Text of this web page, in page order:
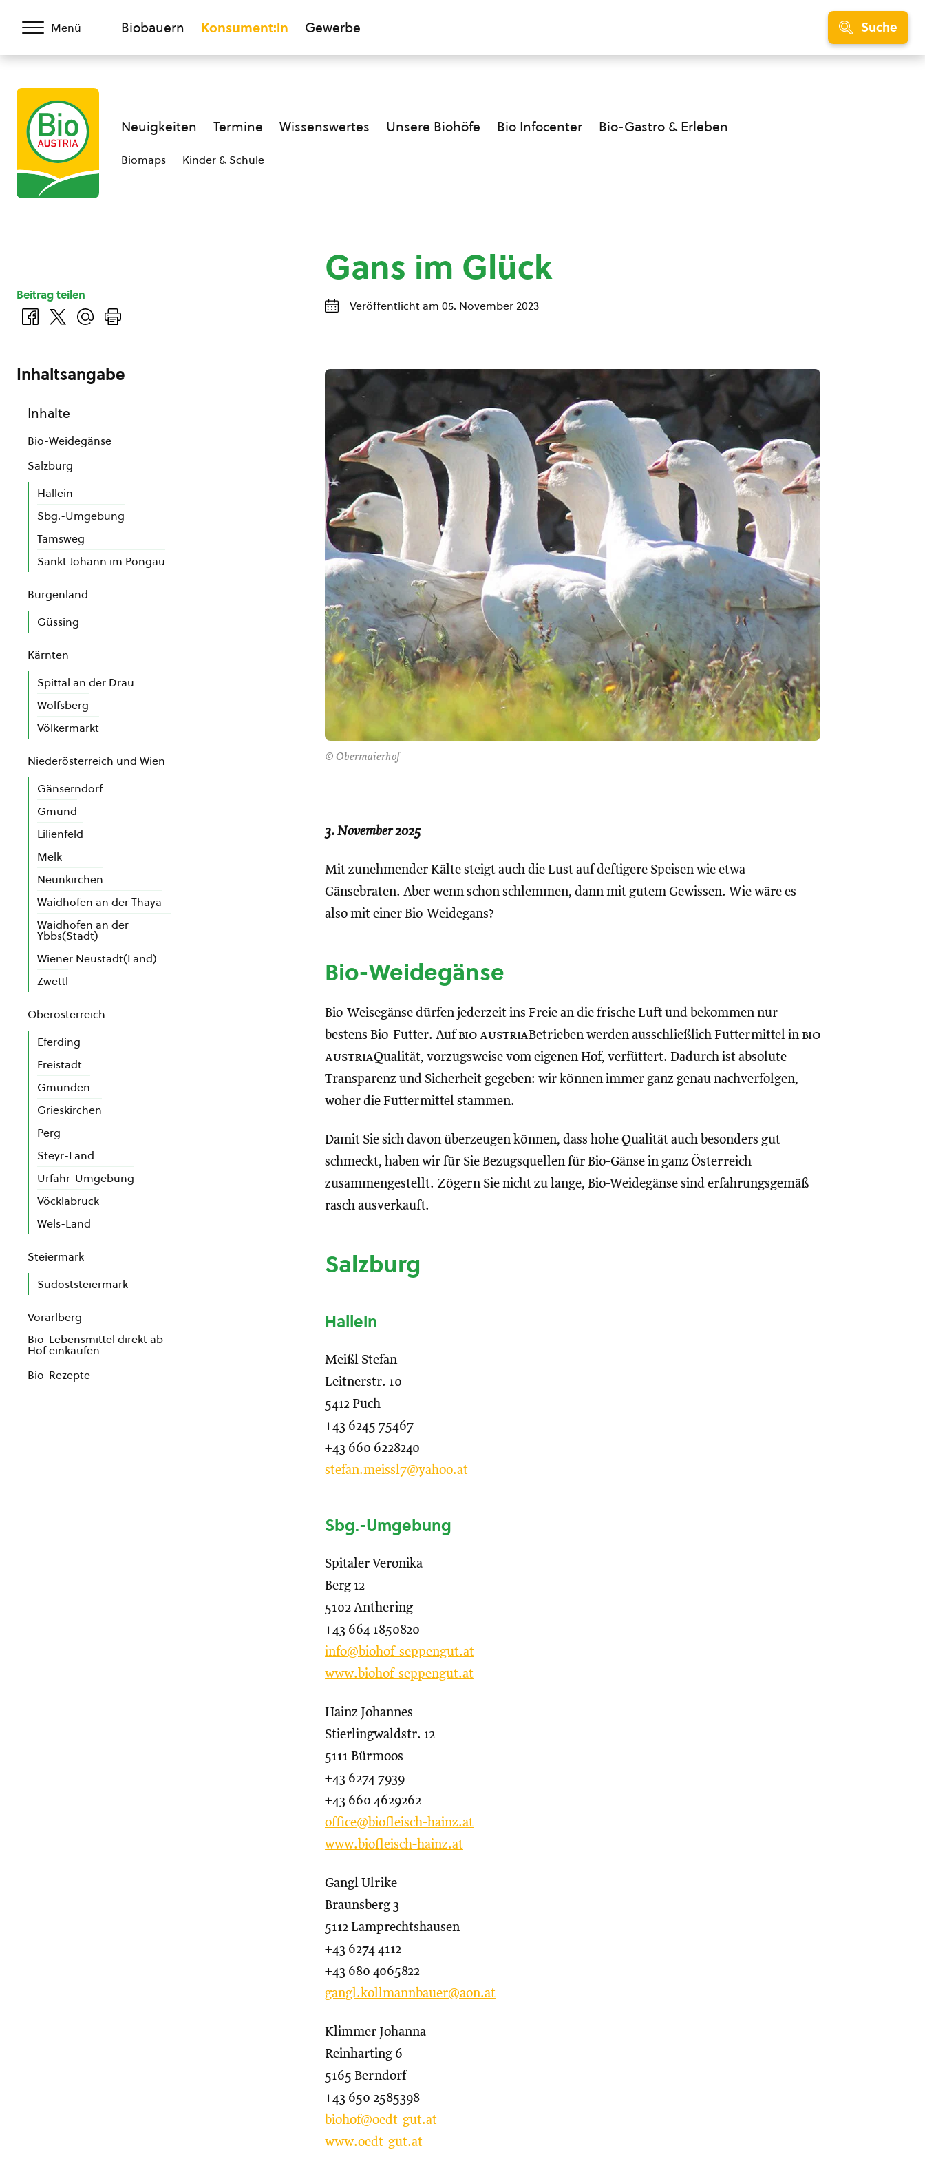
Menü Biobauern Konsument:in Gewerbe Suche
Neuigkeiten Termine Wissenswertes Unsere Biohöfe Bio Infocenter Bio-Gastro & Erleben
Biomaps Kinder & Schule
Gans im Glück
Veröffentlicht am 05. November 2023
© Obermaierhof
3. November 2025
Mit zunehmender Kälte steigt auch die Lust auf deftigere Speisen wie etwa
Gänsebraten. Aber wenn schon schlemmen, dann mit gutem Gewissen. Wie wäre es
also mit einer Bio-Weidegans?
Bio-Weidegänse
Bio-Weisegänse dürfen jederzeit ins Freie an die frische Luft und bekommen nur
bestens Bio-Futter. Auf bio austriaBetrieben werden ausschließlich Futtermittel in bio
austriaQualität, vorzugsweise vom eigenen Hof, verfüttert. Dadurch ist absolute
Transparenz und Sicherheit gegeben: wir können immer ganz genau nachverfolgen,
woher die Futtermittel stammen.
Damit Sie sich davon überzeugen können, dass hohe Qualität auch besonders gut
schmeckt, haben wir für Sie Bezugsquellen für Bio-Gänse in ganz Österreich
zusammengestellt. Zögern Sie nicht zu lange, Bio-Weidegänse sind erfahrungsgemäß
rasch ausverkauft.
Salzburg
Hallein
Meißl Stefan
Leitnerstr. 10
5412 Puch
+43 6245 75467
+43 660 6228240
stefan.meissl7@yahoo.at
Sbg.-Umgebung
Spitaler Veronika
Berg 12
5102 Anthering
+43 664 1850820
info@biohof-seppengut.at
www.biohof-seppengut.at
Hainz Johannes
Stierlingwaldstr. 12
5111 Bürmoos
+43 6274 7939
+43 660 4629262
office@biofleisch-hainz.at
www.biofleisch-hainz.at
Gangl Ulrike
Braunsberg 3
5112 Lamprechtshausen
+43 6274 4112
+43 680 4065822
gangl.kollmannbauer@aon.at
Klimmer Johanna
Reinharting 6
5165 Berndorf
+43 650 2585398
biohof@oedt-gut.at
www.oedt-gut.at
Beitrag teilen
Inhaltsangabe
Inhalte
Bio-Weidegänse
Salzburg
Hallein
Sbg.-Umgebung
Tamsweg
Sankt Johann im Pongau
Burgenland
Güssing
Kärnten
Spittal an der Drau
Wolfsberg
Völkermarkt
Niederösterreich und Wien
Gänserndorf
Gmünd
Lilienfeld
Melk
Neunkirchen
Waidhofen an der Thaya
Waidhofen an der
Ybbs(Stadt)
Wiener Neustadt(Land)
Zwettl
Oberösterreich
Eferding
Freistadt
Gmunden
Grieskirchen
Perg
Steyr-Land
Urfahr-Umgebung
Vöcklabruck
Wels-Land
Steiermark
Südoststeiermark
Vorarlberg
Bio-Lebensmittel direkt ab
Hof einkaufen
Bio-Rezepte